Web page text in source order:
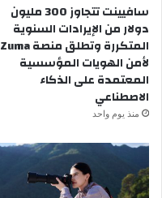
سافيينت تتجاوز 300 مليون
دولار من الإيرادات السنوية
المتكررة وتطلق منصة Zuma
لأمن الهويات المؤسسية
المعتمدة على الذكاء
الاصطناعي
منذ يوم واحد